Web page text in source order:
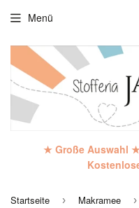
★ Große Auswahl
Menü
Startseite › Makramee ›